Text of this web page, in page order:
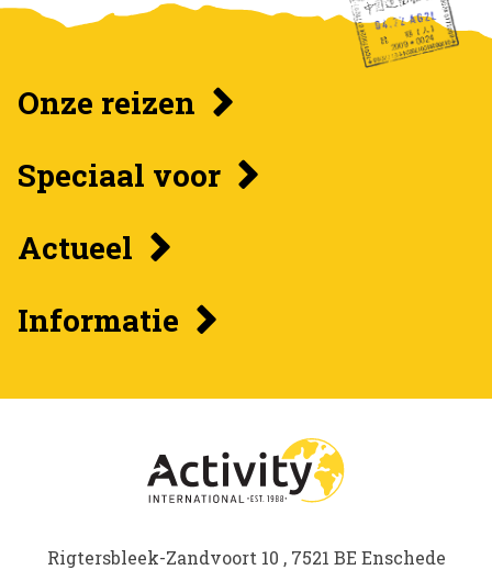
Onze reizen
Speciaal voor
Actueel
Informatie
Rigtersbleek-Zandvoort 10 , 7521 BE Enschede